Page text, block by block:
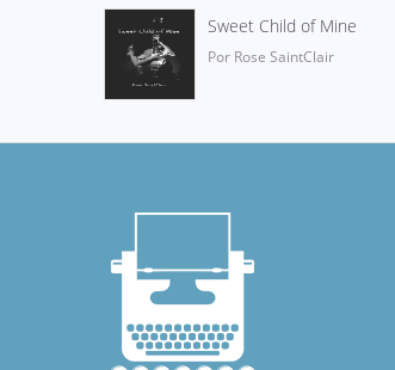
Sweet Child of Mine
Por Rose SaintClair